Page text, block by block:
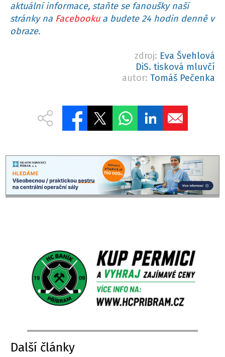
aktuální informace, staňte se fanoušky naší
stránky na Facebookua budete 24 hodin denně v
obraze.
zdroj: Eva Švehlová
DiS. tisková mluvčí
autor: Tomáš Pečenka
Další články